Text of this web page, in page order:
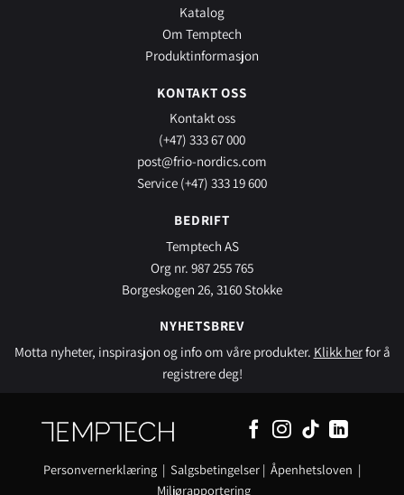
Katalog
Om Temptech
Produktinformasjon
KONTAKT OSS
Kontakt oss
(+47) 333 67 000
post@frio-nordics.com
Service (+47) 333 19 600
BEDRIFT
Temptech AS
Org nr. 987 255 765
Borgeskogen 26, 3160 Stokke
NYHETSBREV
Motta nyheter, inspirasjon og info om våre produkter. Klikk herfor å
registrere deg!
Personvernerklæring | Salgsbetingelser | Åpenhetsloven |
Miljørapportering